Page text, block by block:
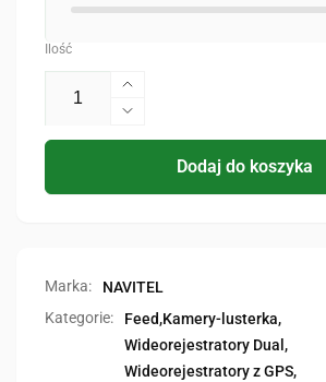
Ilość
Zwiększ
ilość
dla
MR450
Zmniejsz
ilość
MR450
Dodaj do koszyka
Marka:
NAVITEL
Kategorie:
Feed,Kamery-lusterka,
Wideorejestratory Dual,
Wideorejestratory z GPS,